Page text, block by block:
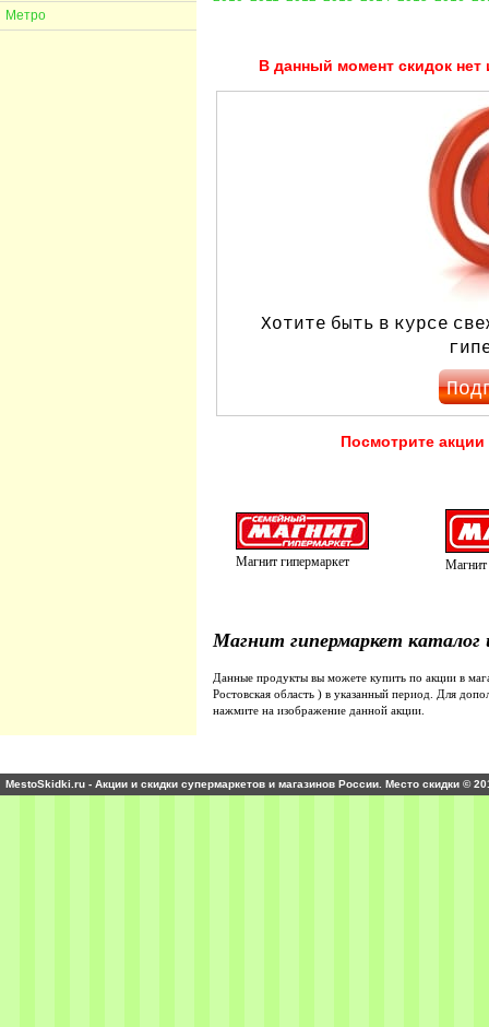
Метро
В данный момент скидок нет
Хотите быть в курсе
Посмотрите
Магнит гипермаркет Магнит
Магнит гипермаркет каталог
Данные продукты вы можете купить по акции в
Ростовская область ) в указанный период. Для
нажмите на изображение данной акции.
MestoSkidki.ru - Акции и скидки супермаркетов и магазинов России. Место скидки ©